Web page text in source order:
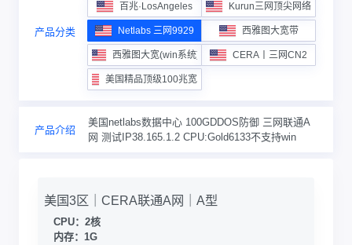
产品分类
百兆·LosAngeles Kurun三网顶尖网络
Netlabs 三网9929 西雅图大宽带
西雅图大宽(win系统) CERA丨三网CN2
美国精品顶级100兆宽带
产品介绍
美国netlabs数据中心 100GDDOS防御 三网联通A
网 测试IP38.165.1.2 CPU:Gold6133不支持win
美国3区｜CERA联通A网｜A型
CPU：2核
内存：1G